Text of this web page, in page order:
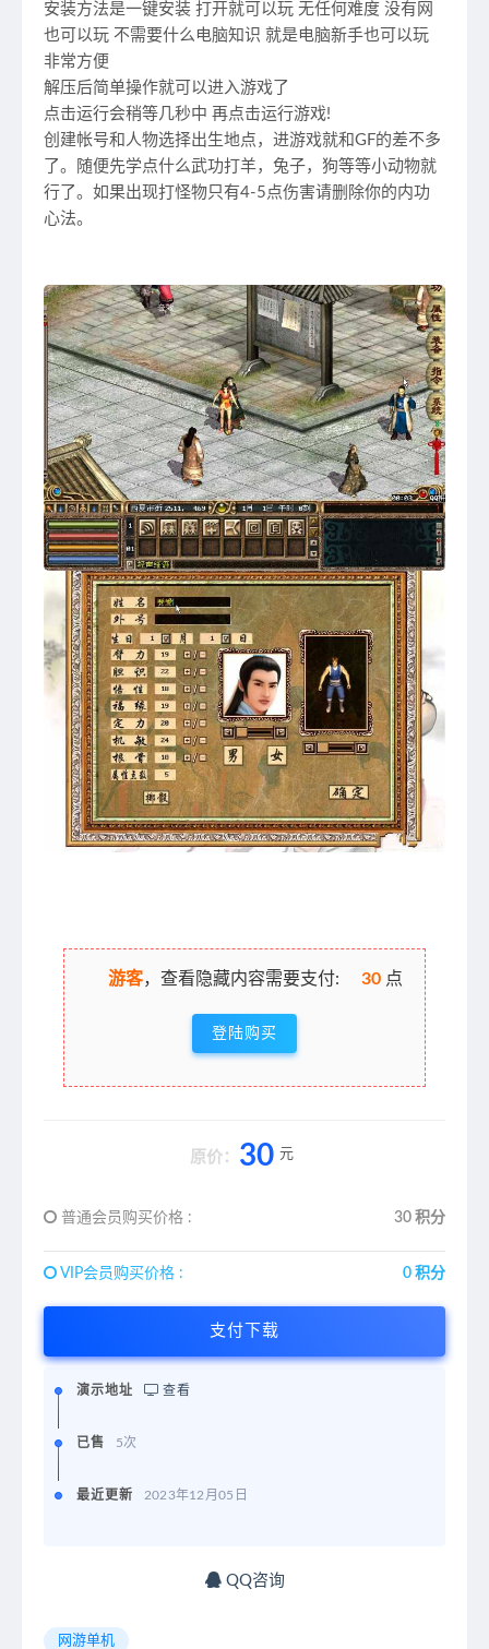
安装方法是一键安装 打开就可以玩 无任何难度 没有网
也可以玩 不需要什么电脑知识 就是电脑新手也可以玩
非常方便
解压后简单操作就可以进入游戏了
点击运行会稍等几秒中 再点击运行游戏!
创建帐号和人物选择出生地点，进游戏就和GF的差不多
了。随便先学点什么武功打羊，兔子，狗等等小动物就
行了。如果出现打怪物只有4-5点伤害请删除你的内功
心法。
游客，查看隐藏内容需要支付: 30 点
登陆购买
原价： 30 元
普通会员购买价格 : 30 积分
VIP会员购买价格 : 0 积分
支付下载
演示地址 查看
已售 5次
最近更新 2023年12月05日
QQ咨询
网游单机